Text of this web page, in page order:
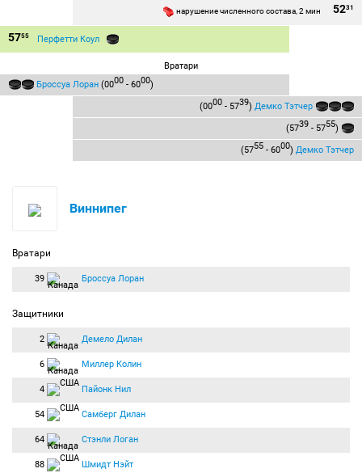
5231
нарушение численного состава, 2 мин
5755 Перфетти Коул
Вратари
Броссуа Лоран (0000 - 6000)
(0000 - 5739) Демко Тэтчер
(5739 - 5755)
(5755 - 6000) Демко Тэтчер
Виннипег
Вратари
39 Броссуа Лоран
Защитники
2 Демело Дилан
6 Миллер Колин
4 Пайонк Нил
54 Самберг Дилан
64 Стэнли Логан
88 Шмидт Нэйт